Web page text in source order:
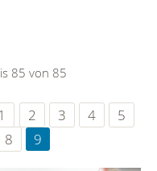
85 von 85
1 2 3 4
5
8 9